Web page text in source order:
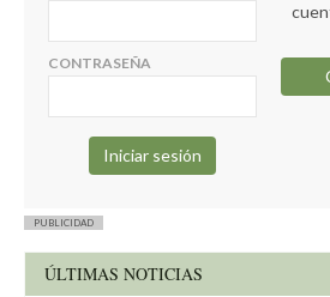
CONTRASEÑA
PUBLICIDAD
ÚLTIMAS NOTICIAS